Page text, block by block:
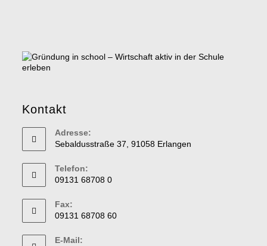
Kontakt
Adresse:
Sebaldusstraße 37, 91058 Erlangen
Telefon:
09131 68708 0
Fax:
09131 68708 60
E-Mail: